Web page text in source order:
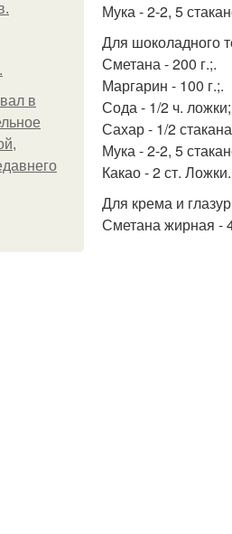
в
Мука - 2-2, 5
Для шоколадного
Сметана - 200 г.;.
Маргарин - 100 г.;.
Сода - 1/2 ч.
Сахар - 1/2
Мука - 2-2, 5
Какао - 2 ст. Ложки.
Для крема и
Сметана жирная -